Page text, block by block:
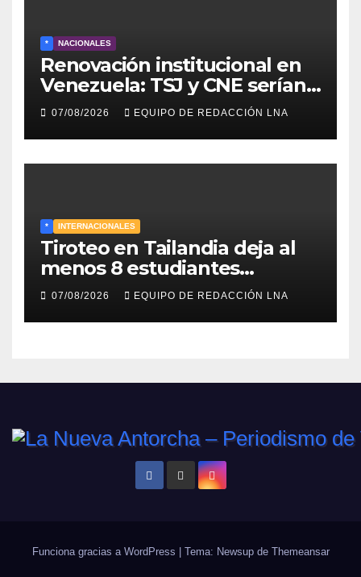
* NACIONALES
Renovación institucional en
Venezuela: TSJ y CNE serían
designados a finales de 2026
07/08/2026 EQUIPO DE REDACCIÓN LNA
* INTERNACIONALES
Tiroteo en Tailandia deja al
menos 8 estudiantes
muertos y 30 heridos
07/08/2026 EQUIPO DE REDACCIÓN LNA
Funciona gracias a WordPress Tema: Newsup de Themeansar